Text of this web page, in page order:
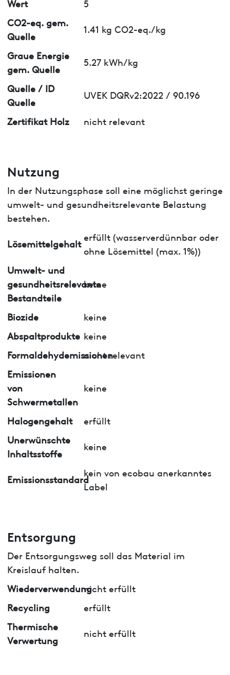
Wert
5
CO2-eq. gem.
Quelle
1.41 kg CO2-eq./kg
Graue Energie
gem. Quelle
5.27 kWh/kg
Quelle / ID
Quelle
UVEK DQRv2:2022 / 90.196
Zertifikat Holz nicht relevant
Nutzung
In der Nutzungsphase soll eine möglichst geringe
umwelt- und gesundheitsrelevante Belastung
bestehen.
Lösemittelgehalt
erfüllt (wasserverdünnbar oder
ohne Lösemittel (max. 1%))
Umwelt- und
gesundheitsrelevante
Bestandteile
keine
Biozide
keine
Abspaltprodukte keine
Formaldehydemissionennicht relevant
Emissionen
von
Schwermetallen
keine
Halogengehalt
erfüllt
Unerwünschte
Inhaltsstoffe
keine
Emissionsstandard
kein von ecobau anerkanntes
Label
Entsorgung
Der Entsorgungsweg soll das Material im
Kreislauf halten.
Wiederverwendungnicht erfüllt
Recycling
erfüllt
Thermische
Verwertung
nicht erfüllt